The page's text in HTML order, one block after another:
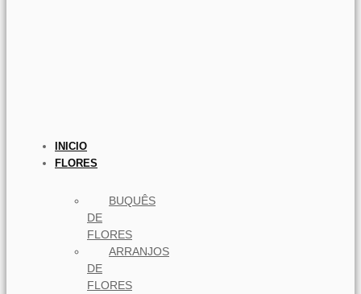
INICIO
FLORES
BUQUÊS
DE
FLORES
ARRANJOS
DE
FLORES